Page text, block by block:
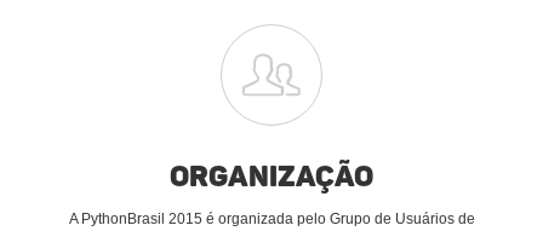
Organização
A PythonBrasil 2015 é organizada pelo Grupo de Usuários de